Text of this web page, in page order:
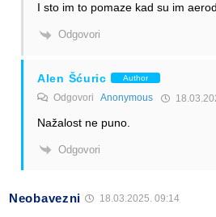
I sto im to pomaze kad su im
Odgovori
Alen Šćuric Author
Odgovori Anonymous
Nažalost ne puno.
Odgovori
Neobavezni 18.03.2025. 09:14